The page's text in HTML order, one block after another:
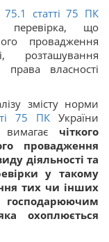
статті 75 ПК
перевірка, що
провадження
розташування
права власності
змісту норми
75 ПКУкраїни
вимагає чіткого
провадження
діяльності та
у такому
тих чи інших
господарюючим
охоплюється